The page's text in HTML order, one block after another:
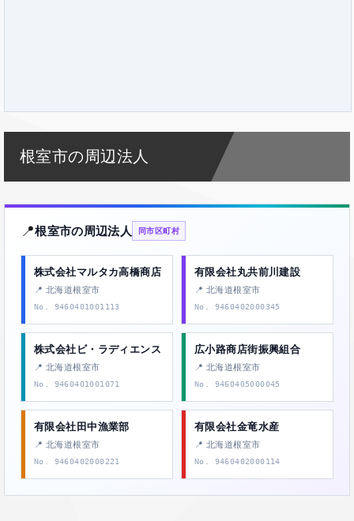
根室市の周辺法人
📍根室市の周辺法人 同市区町村
株式会社マルタカ高橋商店
📍 北海道根室市
No. 9460401001113
有限会社丸共前川建設
📍 北海道根室市
No. 9460402000345
株式会社ビ・ラディエンス
📍 北海道根室市
No. 9460401001071
広小路商店街振興組合
📍 北海道根室市
No. 9460405000045
有限会社田中漁業部
📍 北海道根室市
No. 9460402000221
有限会社金竜水産
📍 北海道根室市
No. 9460402000114